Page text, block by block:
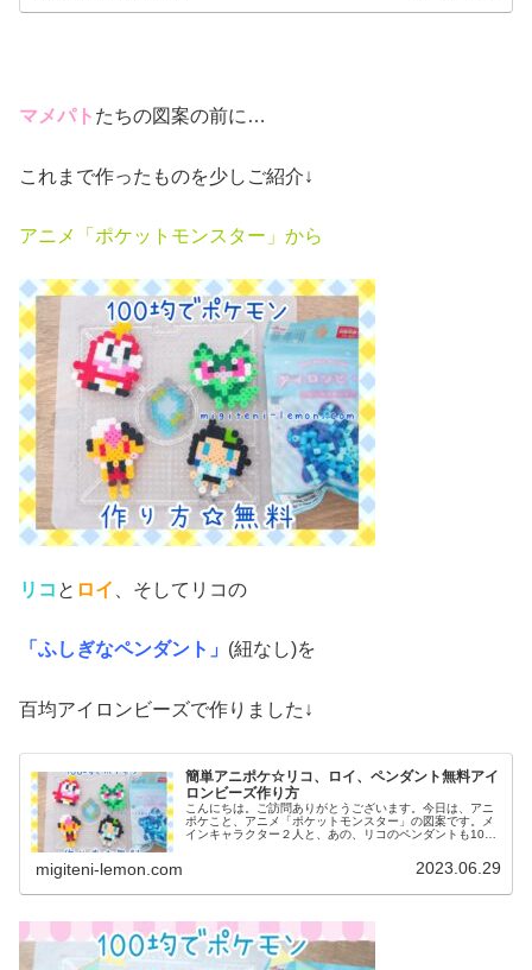
マメパト たちの図案の前に…
これまで作ったものを少しご紹介↓
アニメ「ポケットモンスター」から
リコ と ロイ 、そしてリコの
「ふしぎなペンダント」 (紐なし)を
百均アイロンビーズで作りました↓
簡単アニポケ☆リコ、ロイ、ペンダント無料アイ
ロンビーズ作り方
こんにちは。ご訪問ありがとうございます。今日は、アニ
ポケこと、アニメ「ポケットモンスター」の図案です。メ
インキャラクター２人と、あの、リコのペンダントも100
migiteni-lemon.com 2023.06.29